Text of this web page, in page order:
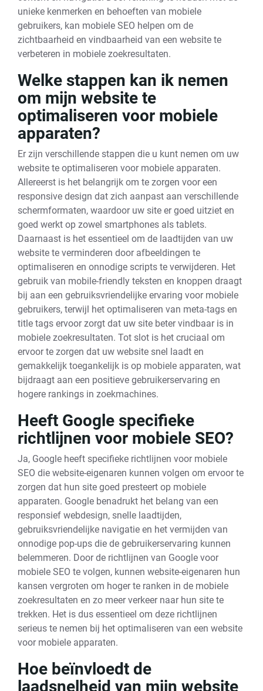
unieke kenmerken en behoeften van mobiele
gebruikers, kan mobiele SEO helpen om de
zichtbaarheid en vindbaarheid van een website te
verbeteren in mobiele zoekresultaten.
Welke stappen kan ik nemen
om mijn website te
optimaliseren voor mobiele
apparaten?
Er zijn verschillende stappen die u kunt nemen om uw
website te optimaliseren voor mobiele apparaten.
Allereerst is het belangrijk om te zorgen voor een
responsive design dat zich aanpast aan verschillende
schermformaten, waardoor uw site er goed uitziet en
goed werkt op zowel smartphones als tablets.
Daarnaast is het essentieel om de laadtijden van uw
website te verminderen door afbeeldingen te
optimaliseren en onnodige scripts te verwijderen. Het
gebruik van mobile-friendly teksten en knoppen draagt
bij aan een gebruiksvriendelijke ervaring voor mobiele
gebruikers, terwijl het optimaliseren van meta-tags en
title tags ervoor zorgt dat uw site beter vindbaar is in
mobiele zoekresultaten. Tot slot is het cruciaal om
ervoor te zorgen dat uw website snel laadt en
gemakkelijk toegankelijk is op mobiele apparaten, wat
bijdraagt aan een positieve gebruikerservaring en
hogere rankings in zoekmachines.
Heeft Google specifieke
richtlijnen voor mobiele SEO?
Ja, Google heeft specifieke richtlijnen voor mobiele
SEO die website-eigenaren kunnen volgen om ervoor te
zorgen dat hun site goed presteert op mobiele
apparaten. Google benadrukt het belang van een
responsief webdesign, snelle laadtijden,
gebruiksvriendelijke navigatie en het vermijden van
onnodige pop-ups die de gebruikerservaring kunnen
belemmeren. Door de richtlijnen van Google voor
mobiele SEO te volgen, kunnen website-eigenaren hun
kansen vergroten om hoger te ranken in de mobiele
zoekresultaten en zo meer verkeer naar hun site te
trekken. Het is dus essentieel om deze richtlijnen
serieus te nemen bij het optimaliseren van een website
voor mobiele apparaten.
Hoe beïnvloedt de
laadsnelheid van mijn website